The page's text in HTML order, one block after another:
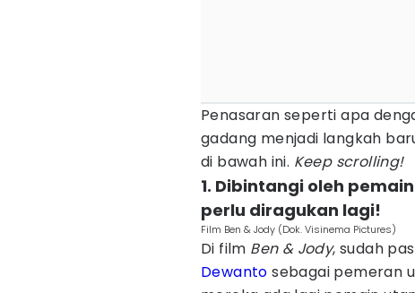
Penasaran seperti apa
gadang menjadi langkah
di bawah ini. Keep scrolling!
1. Dibintangi oleh
perlu diragukan lagi!
Film Ben & Jody (Dok. Visinema Pictures)
Di film Ben & Jody, sudah
Dewanto sebagai pemeran